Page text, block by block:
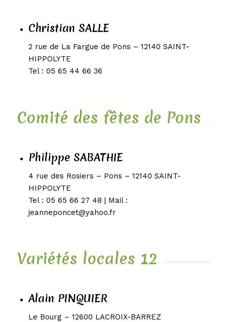
Christian SALLE
2 rue de La Fargue de Pons – 12140 SAINT-
HIPPOLYTE
Tel : 05 65 44 66 36
Comité des fêtes de Pons
Philippe SABATHIE
4 rue des Rosiers – Pons – 12140 SAINT-
HIPPOLYTE
Tel : 05 65 66 27 48 | Mail :
jeanneponcet@yahoo.fr
Variétés locales 12
Alain PINQUIER
Le Bourg – 12600 LACROIX-BARREZ